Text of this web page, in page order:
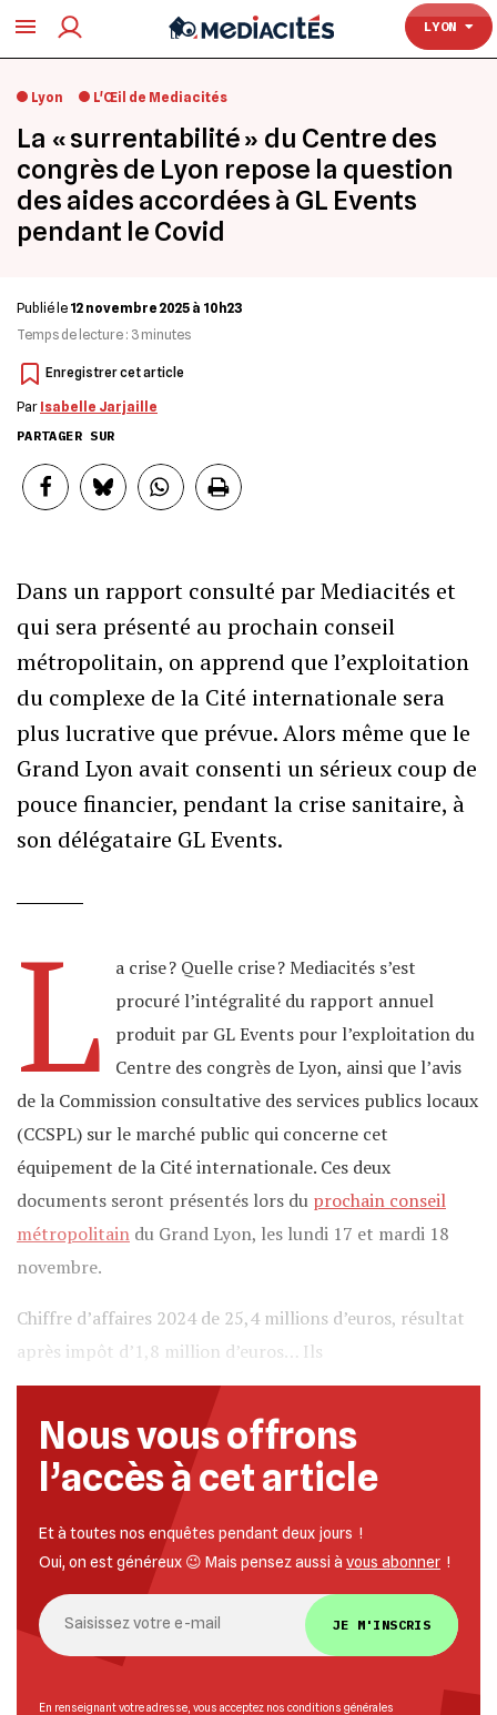
LYON
TOULOUSE
Lyon L'Œil de Mediacités
La « surrentabilité » du Centre des
congrès de Lyon repose la question
des aides accordées à GL Events
pendant le Covid
Publié le 12 novembre 2025 à 10h23
Temps de lecture : 3 minutes
Par Isabelle Jarjaille
PARTAGER SUR
Dans un rapport consulté par Mediacités et
qui sera présenté au prochain conseil
métropolitain, on apprend que l’exploitation
du complexe de la Cité internationale sera
plus lucrative que prévue. Alors même que le
Grand Lyon avait consenti un sérieux coup de
pouce financier, pendant la crise sanitaire, à
son délégataire GL Events.
L
a crise ? Quelle crise ? Mediacités s’est
procuré l’intégralité du rapport annuel
produit par GL Events pour l’exploitation du
Centre des congrès de Lyon, ainsi que l’avis
de la Commission consultative des services publics locaux
(CCSPL) sur le marché public qui concerne cet
équipement de la Cité internationale. Ces deux
documents seront présentés lors du prochain conseil
métropolitain du Grand Lyon, les lundi 17 et mardi 18
novembre.
Chiffre d’affaires 2024 de 25,4 millions d’euros, résultat
après impôt d’1,8 million d’euros… Ils
Nous vous offrons
l’accès à cet article
Et à toutes nos enquêtes pendant deux jours !
Oui, on est généreux 😉 Mais pensez aussi à vous abonner !
JE M'INSCRIS
En renseignant votre adresse, vous acceptez nos conditions générales